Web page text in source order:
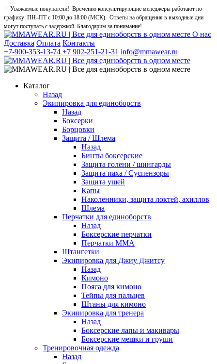
+ Уважаемые покупатели! Временно консультирующие менеджеры работают по
графику: ПН–ПТ с 10:00 до 18:00 (МСК). Ответы на обращения в выходные дни
могут поступать с задержкой. Благодарим за понимание!
О нас
Доставка Оплата Контакты
+7-900-353-13-74 +7 902-251-21-31 info@mmawear.ru
Каталог
Назад
Экипировка для единоборств
Назад
Боксерки
Борцовки
Защита / Шлема
Назад
Бинты боксерские
Защита голени / шингарды
Защита паха / Суспензоры
Защита ушей
Капы
Наколенники, защита локтей, ахиллов
Шлема
Перчатки для единоборств
Назад
Боксерские перчатки
Перчатки ММА
Штангетки
Экипировка для Джиу Джитсу
Назад
Кимоно
Пояса для кимоно
Тейпы для пальцев
Штаны для кимоно
Экипировка для тренера
Назад
Боксерские лапы и макивары
Боксерские мешки и груши
Тренировочная одежда
Назад